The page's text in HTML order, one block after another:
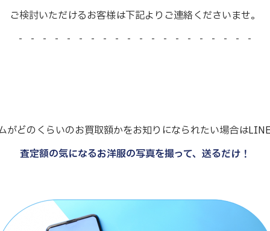
ご検討いただけるお客様は下記よりご連絡くださいませ。
- - - - - - - - - - - - - - - - - - - -
がどのくらいのお買取額かをお知りになられたい場合はLINE
査定額の気になるお洋服の写真を撮って、送るだけ！